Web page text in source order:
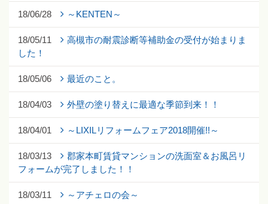
18/06/28 ～KENTEN～
18/05/11
高槻市の耐震診断等補助金の受付が始まりま
した！
18/05/06 最近のこと。
18/04/03 外壁の塗り替えに最適な季節到来！！
18/04/01 ～LIXILリフォームフェア2018開催!!～
18/03/13
郡家本町賃貸マンションの洗面室＆お風呂リ
フォームが完了しました！！
18/03/11 ～アチェロの会～